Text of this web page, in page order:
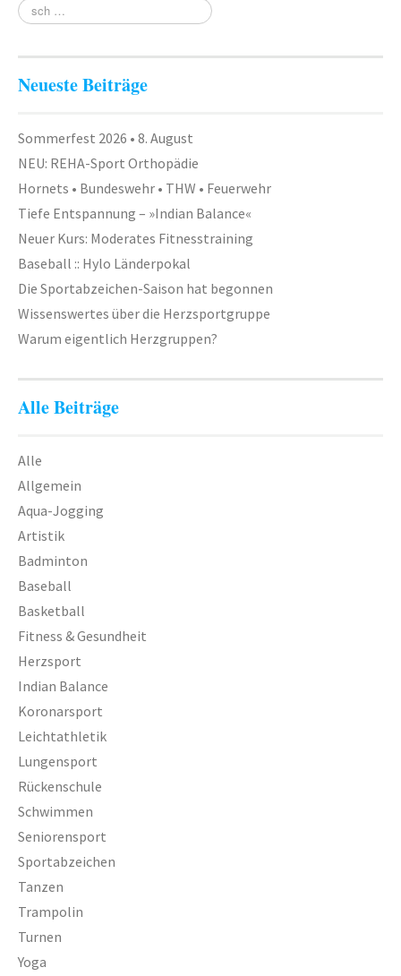
Neueste Beiträge
Sommerfest 2026 • 8. August
NEU: REHA-Sport Orthopädie
Hornets • Bundeswehr • THW • Feuerwehr
Tiefe Entspannung – »Indian Balance«
Neuer Kurs: Moderates Fitnesstraining
Baseball :: Hylo Länderpokal
Die Sportabzeichen-Saison hat begonnen
Wissenswertes über die Herzsportgruppe
Warum eigentlich Herzgruppen?
Alle Beiträge
Alle
Allgemein
Aqua-Jogging
Artistik
Badminton
Baseball
Basketball
Fitness & Gesundheit
Herzsport
Indian Balance
Koronarsport
Leichtathletik
Lungensport
Rückenschule
Schwimmen
Seniorensport
Sportabzeichen
Tanzen
Trampolin
Turnen
Yoga